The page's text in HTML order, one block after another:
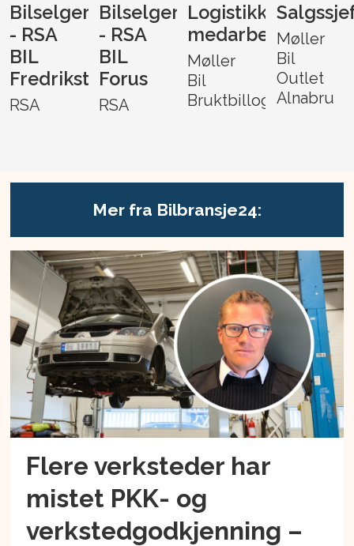
Bilselger
- RSA
BIL
Fredrikstad
RSA
Bilselger
- RSA
BIL
Forus
RSA
Logistikk-
medarbeider
Møller
Bil
Bruktbillogistikk
Møller
Bil
Outlet
Alnabru
Mer fra Bilbransje24:
Flere verksteder har
mistet PKK- og
verkstedgodkjenning –